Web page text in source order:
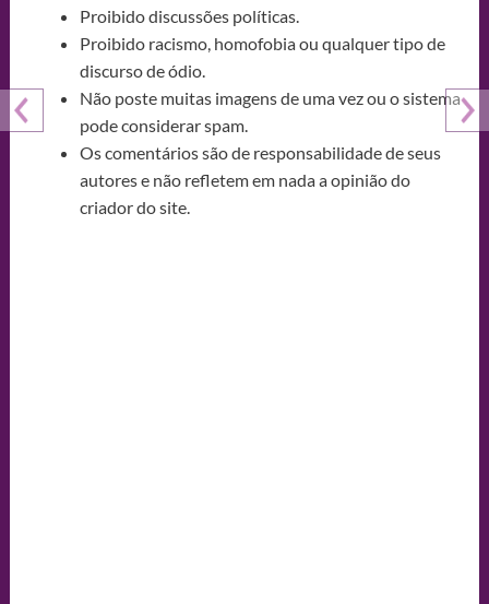
Proibido discussões políticas.
Proibido racismo, homofobia ou qualquer tipo de
discurso de ódio.
Não poste muitas imagens de uma vez ou o sistema
pode considerar spam.
Os comentários são de responsabilidade de seus
autores e não refletem em nada a opinião do
criador do site.